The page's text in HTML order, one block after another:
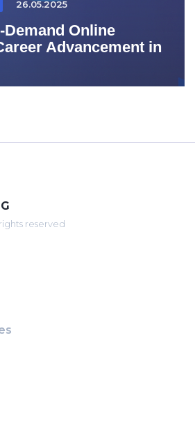
26.05.2025
Demand Online
Advancement in
reserved